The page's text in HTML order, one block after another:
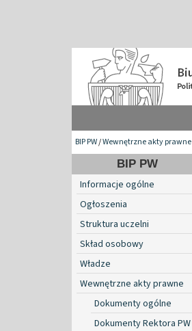
BIP PW/Wewnętrzne akty prawne
BIP PW
Informacje ogólne
Ogłoszenia
Struktura uczelni
Skład osobowy
Władze
Wewnętrzne akty prawne
Dokumenty ogólne
Dokumenty Rektora PW